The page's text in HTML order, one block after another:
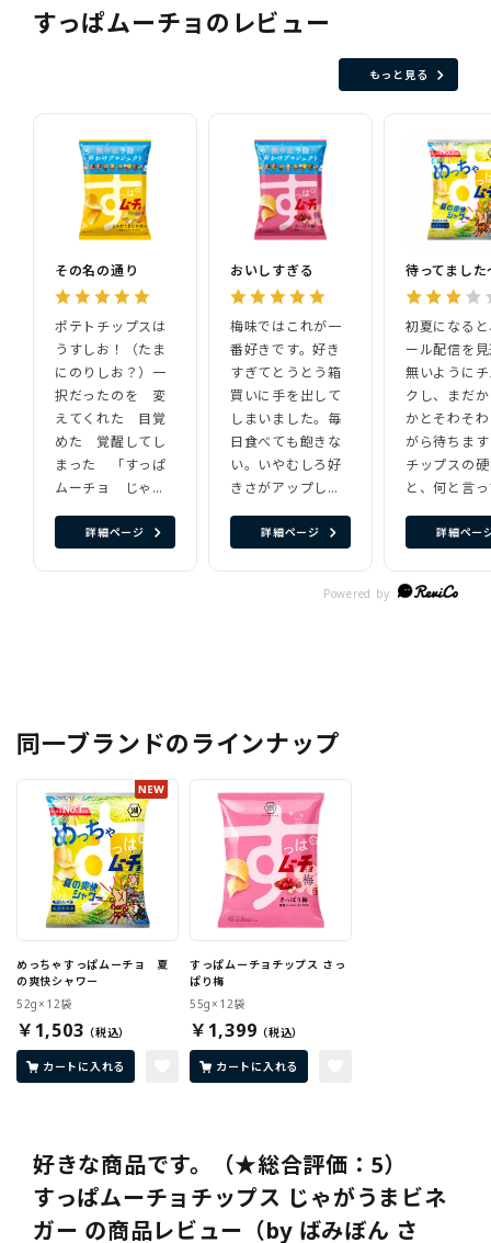
すっぱムーチョのレビュー
もっと見る
その名の通り
詳細ページ
ポテトチップスは
うすしお！（たま
にのりしお？）一
択だったのを 変
えてくれた 目覚
めた 覚醒してし
まった 「すっぱ
ムーチョ じゃが
ー」！ じゃが
ーション ヘビー
おいしすぎる
詳細ページ
梅味ではこれが一
番好きです。好き
すぎてとうとう箱
買いに手を出して
しまいました。毎
日食べても飽きな
い。いやむしろ好
きさがアップして
た後も箸で袋の中
繰り返し。人が見
で！リピートする
詳細ペー
初夏になる
ール配信を
無いように
クし、まだ
かとそわそ
がら待ちま
チップスの
と、何と言
無二の味で
で購入出来
に、是非是
同一ブランドのラインナップ
めっちゃすっぱムーチョ 夏
の爽快シャワー
52g×12袋
￥1,503
カートに入れる
すっぱムーチョチップス さっ
ぱり梅
55g×12袋
￥1,399
カートに入れる
好きな商品です。（★総合評価：5）
すっぱムーチョチップス じゃがうまビネ
ガー の商品レビュー（by ばみぼん さ